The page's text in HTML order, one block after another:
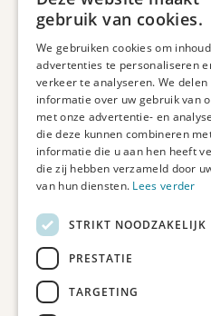
Informatie
Veelgestelde vragen
Duurzaam ondernemen
Contact informatie
Etienne de Pinedaweg 34
3711 CH, Austerlitz
Nederland
info@fotoprintxl.nl
0343 78 58 00
KVK: 81960263
BTW: NL002708709B23
gebruik van cookies.
We gebruiken cookies om
advertenties te personaliseren
verkeer te analyseren. We delen
informatie over uw gebruik van
met onze advertentie- en
die deze kunnen combineren
informatie die u aan hen heeft
die zij hebben verzameld door
van hun diensten. Lees verder
STRIKT NOODZAKELIJK
PRESTATIE
TARGETING